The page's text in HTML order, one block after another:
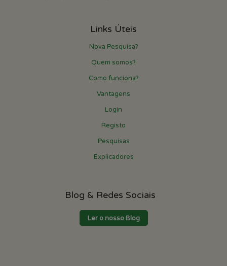
Links Úteis
Nova Pesquisa?
Quem somos?
Como funciona?
Vantagens
Login
Registo
Pesquisas
Explicadores
Blog & Redes Sociais
Ler o nosso Blog